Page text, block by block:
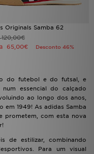
Originals Samba 62
120,00€
65,00€ Desconto 46%
do futebol e do futsal, e
essencial do calçado
ao longo dos anos,
1949! As adidas Samba
prometem, com esta nova
de estilizar, combinando
Para um visual